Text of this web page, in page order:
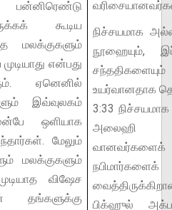
பன்னிரெண்டு
கூடிய
மலக்குகளும்
என்பது
ஏனெனில்
இவ்வுலகம்
ஒளியாக
மேலும்
மலக்குகளும்
விஷேச
தங்களுக்கு
நிச்சயமாக
நூஹையும்,
உயர்வானதாக
3:33
அலைஹி
பிக்ஹுல்